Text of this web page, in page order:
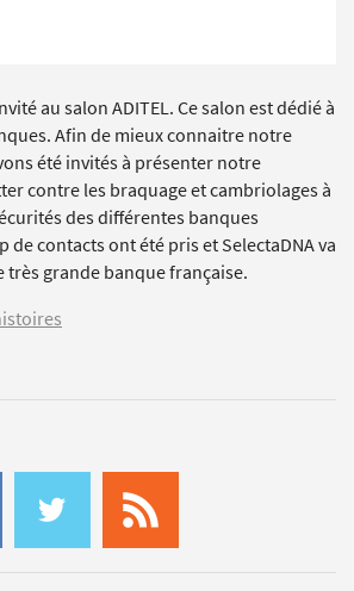
au salon ADITEL. Ce salon est dédié à
Afin de mieux connaitre notre
été invités à présenter notre
contre les braquage et cambriolages à
des différentes banques
de contacts ont été pris et SelectaDNA va
grande banque française.